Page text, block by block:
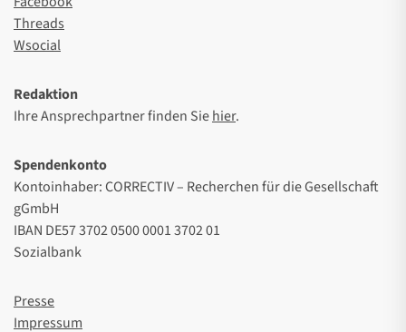
Threads
Wsocial
Redaktion
Ihre Ansprechpartner finden Siehier.
Spendenkonto
Kontoinhaber: CORRECTIV – Recherchen für die Gesellschaft
gGmbH
IBAN DE57 3702 0500 0001 3702 01
Sozialbank
Presse
Impressum